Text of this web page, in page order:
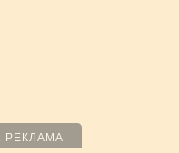
РЕКЛАМА